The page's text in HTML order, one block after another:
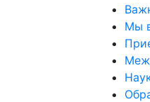
Мы